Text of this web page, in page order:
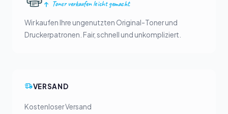
Toner verkaufen leicht gemacht
Wir kaufen Ihre ungenutzten Original-Toner und
Druckerpatronen. Fair, schnell und unkompliziert.
VERSAND
Kostenloser Versand